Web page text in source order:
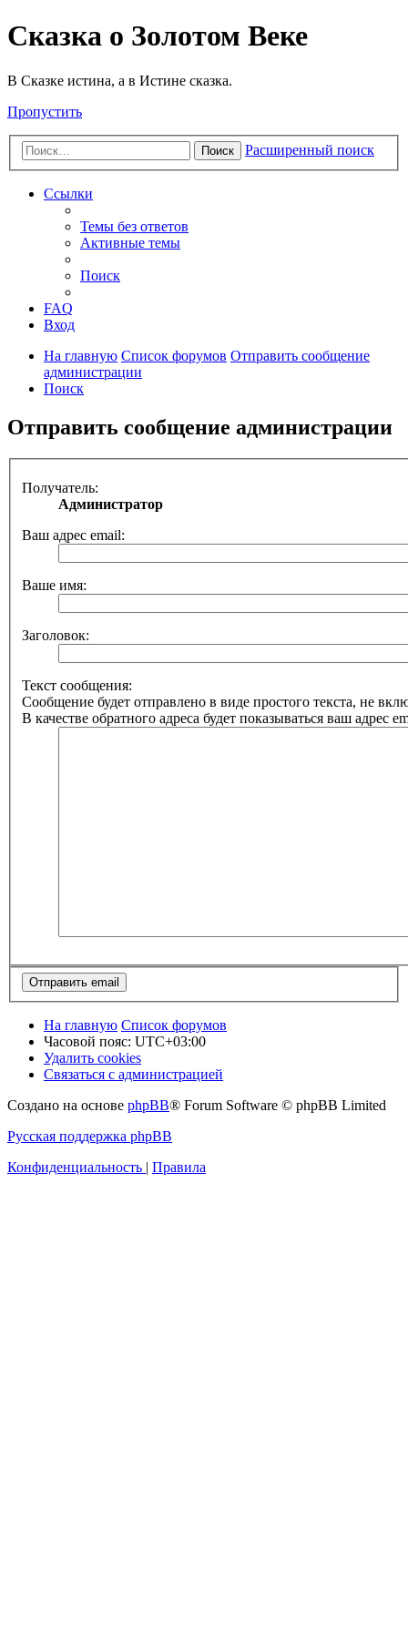
Сказка о Золотом Веке
В Сказке истина, а в Истине сказка.
Пропустить
Поиск Расширенный поиск
Ссылки
Темы без ответов
Активные темы
Поиск
FAQ
Вход
На главную Список форумов Отправить сообщение
администрации
Поиск
Отправить сообщение администрации
Получатель:
Администратор
Ваш адрес email:
Ваше имя:
Заголовок:
Текст сообщения:
Сообщение будет отправлено в виде простого текста, не
В качестве обратного адреса будет показываться ваш адрес
На главную Список форумов
Часовой пояс: UTC+03:00
Удалить cookies
Связаться с администрацией
Создано на основе phpBB® Forum Software © phpBB Limited
Русская поддержка phpBB
Конфиденциальность
Правила